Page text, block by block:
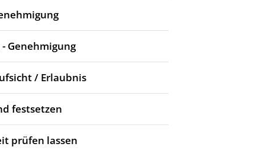
Genehmigung
/ Erlaubnis
festsetzen
prüfen lassen